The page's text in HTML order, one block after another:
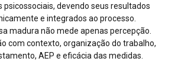
psicossociais, devendo seus resultados
e integrados ao processo.
madura não mede apenas percepção.
com contexto, organização do trabalho,
AEP e eficácia das medidas.